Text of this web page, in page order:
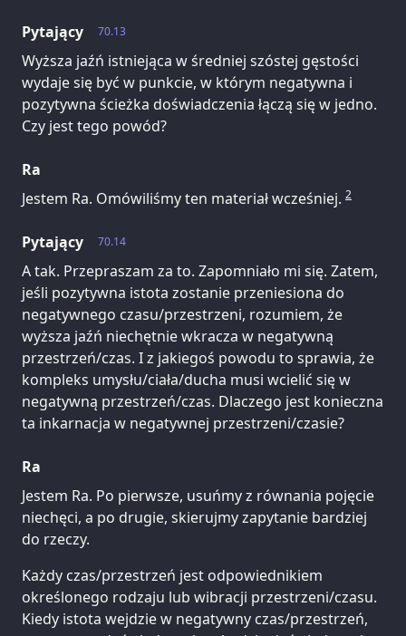
70.13
Pytający
Wyższa jaźń istniejąca w średniej szóstej gęstości
wydaje się być w punkcie, w którym negatywna i
pozytywna ścieżka doświadczenia łączą się w jedno.
Czy jest tego powód?
Ra
Jestem Ra. Omówiliśmy ten materiał wcześniej. 2
70.14
Pytający
A tak. Przepraszam za to. Zapomniało mi się. Zatem,
jeśli pozytywna istota zostanie przeniesiona do
negatywnego czasu/przestrzeni, rozumiem, że
wyższa jaźń niechętnie wkracza w negatywną
przestrzeń/czas. I z jakiegoś powodu to sprawia, że
kompleks umysłu/ciała/ducha musi wcielić się w
negatywną przestrzeń/czas. Dlaczego jest konieczna
ta inkarnacja w negatywnej przestrzeni/czasie?
Ra
Jestem Ra. Po pierwsze, usuńmy z równania pojęcie
niechęci, a po drugie, skierujmy zapytanie bardziej
do rzeczy.
Każdy czas/przestrzeń jest odpowiednikiem
określonego rodzaju lub wibracji przestrzeni/czasu.
Kiedy istota wejdzie w negatywny czas/przestrzeń,